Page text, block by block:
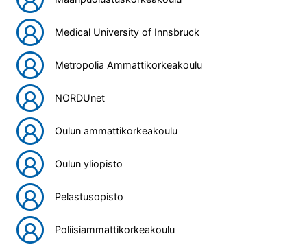
Medical University of Innsbruck
Metropolia Ammattikorkeakoulu
NORDUnet
Oulun ammattikorkeakoulu
Oulun yliopisto
Pelastusopisto
Poliisiammattikorkeakoulu